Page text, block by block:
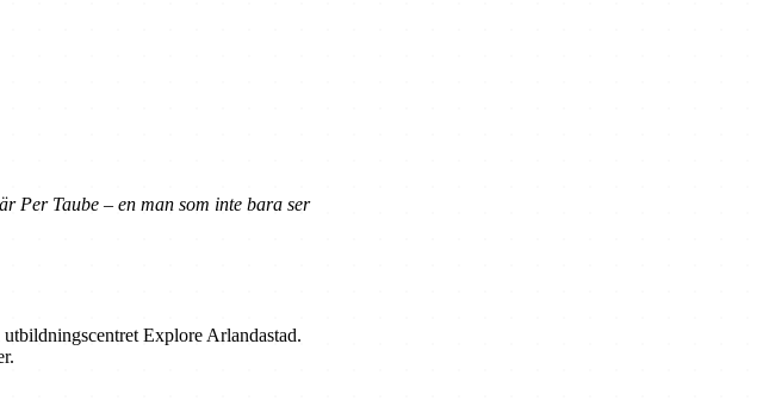
Per Taube – en man som inte bara ser
Explore Arlandastad.